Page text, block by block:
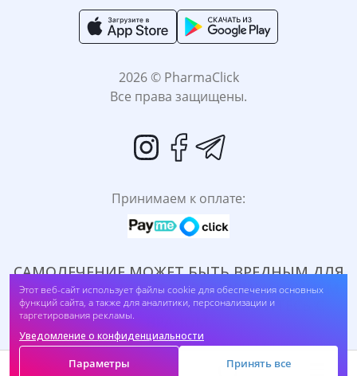
Этот веб-сайт использует файлы cookie для обеспечения основных
функций сайта, а также для аналитики, персонализации и
таргетирования рекламы.
Уведомление о конфиденциальности
Параметры Принять все
2026 © PharmaClick
Все права защищены.
Принимаем к оплате:
САМОЛЕЧЕНИЕ МОЖЕТ БЫТЬ ВРЕДНЫМ ДЛЯ
ВАШЕГО ЗДОРОВЬЯ. ПЕРЕД ПРИМЕНЕНИЕМ
ПРЕПАРАТА ПРОКОНСУЛЬТИРУЙТЕСЬ C